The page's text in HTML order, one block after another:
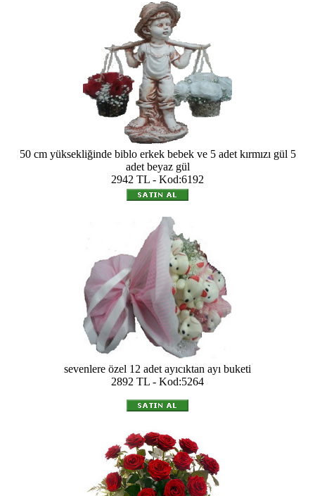
50 cm yüksekliğinde biblo erkek bebek ve 5 adet kırmızı gül 5
adet beyaz gül
2942 TL - Kod:6192
sevenlere özel 12 adet ayıcıktan ayı buketi
2892 TL - Kod:5264